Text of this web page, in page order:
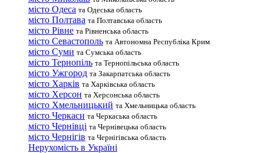
місто Одеса та Одеська область
місто Полтава та Полтавська область
місто Рівне та Рівненська область
місто Севастополь та Автономна Республіка Крим
місто Суми та Сумська область
місто Тернопіль та Тернопільська область
місто Ужгород та Закарпатська область
місто Харків та Харківська область
місто Херсон та Херсонська область
місто Хмельницький та Хмельницька область
місто Черкаси та Черкаська область
місто Чернівці та Чернівецька область
місто Чернігів та Чернігівська область
Нерухомість в Україні